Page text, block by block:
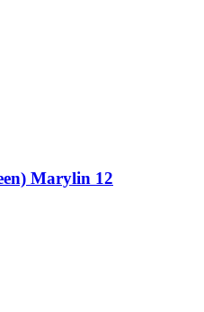
Marylin 12